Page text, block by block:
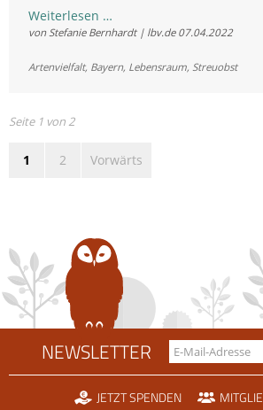
Weiterlesen …
voller
LBV
für
Bayerischen
Streuobstpaktes
ein
von Stefanie Bernhardt | lbv.de 07.04.2022
Artenvielfalt, Bayern, Lebensraum, Streuobst
Seite 1 von 2
1 2 Vorwärts
NEWSLETTER
JETZT SPENDEN